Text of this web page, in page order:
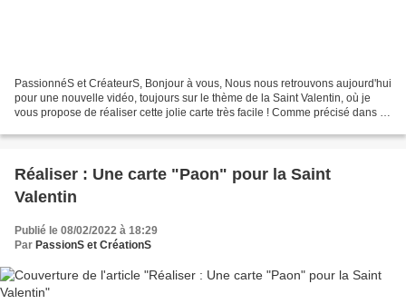
PassionnéS et CréateurS, Bonjour à vous, Nous nous retrouvons aujourd'hui
pour une nouvelle vidéo, toujours sur le thème de la Saint Valentin, où je
vous propose de réaliser cette jolie carte très facile ! Comme précisé dans la
Réaliser : Une carte "Paon" pour la Saint
Valentin
Publié le 08/02/2022 à 18:29
Par PassionS et CréationS